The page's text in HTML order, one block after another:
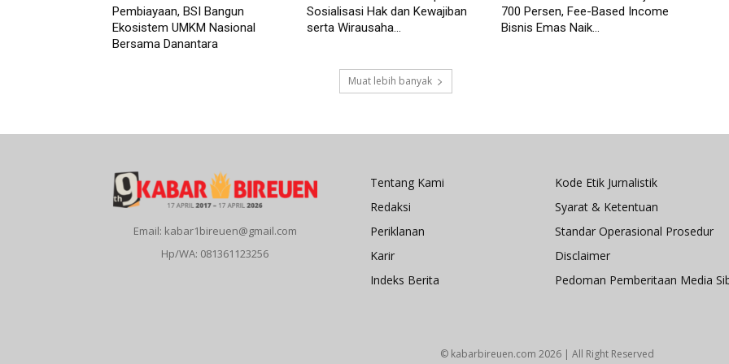
Pembiayaan, BSI Bangun
Ekosistem UMKM Nasional
Bersama Danantara
Sosialisasi Hak dan Kewajiban
serta Wirausaha...
700 Persen, Fee-Based Income
Bisnis Emas Naik...
Muat lebih banyak
Email: kabar1bireuen@gmail.com
Hp/WA: 081361123256
Tentang Kami
Redaksi
Periklanan
Karir
Indeks Berita
Kode Etik Jurnalistik
Syarat & Ketentuan
Standar Operasional Prosedur
Disclaimer
Pedoman Pemberitaan Media
© kabarbireuen.com 2026 | All Right Reserved